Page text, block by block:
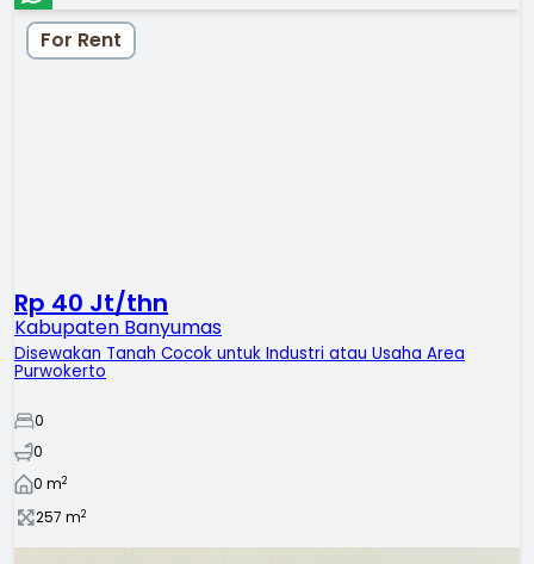
For Rent
Rp 40 Jt/thn
Kabupaten Banyumas
Disewakan Tanah Cocok untuk Industri atau Usaha Area
Purwokerto
0
0
0 m2
257 m2